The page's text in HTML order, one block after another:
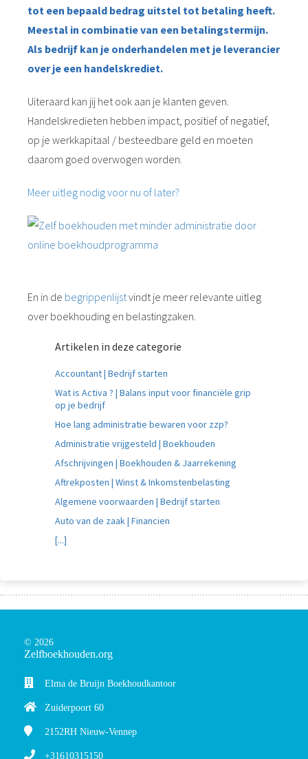
tot een bepaald bedrag uitstel tot betaling heeft.
Meestal in combinatie van een betalingstermijn.
Als bedrijf kan je onderhandelen met je leverancier
over je een handelskrediet.
Uiteraard kan jij het ook aan je klanten geven.
Handelskredieten hebben impact, positief of negatief,
op je werkkapitaal / besteedbare geld en moeten
daarom goed overwogen worden.
Meer uitleg nodig voor nu of later?
En in de begrippenlijstvindt je meer relevante uitleg
over boekhouding en belastingzaken.
Artikelen in deze categorie
Accountant | Bedrijf starten
Wat is Activa ? | Balans input voor financiële grip
op je bedrijf
Hoe lang administratie bewaren voor zzp?
Administratie vrijgesteld | Boekhouden
Afschrijvingen | Boekhouden & Jaarrekening
Aftrekposten | Winst & Inkomstenbelasting
Algemene voorwaarden | Bedrijf starten
Auto van de zaak | Financien
[...]
© 2026
Zelfboekhouden.org
Elma de Bruijn Boekhoudkantoor
Zuiderpoort 60
2152RH Nieuw-Vennep
+31610315150